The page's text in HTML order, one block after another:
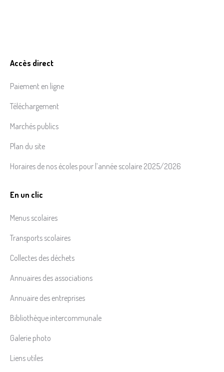
Accès direct
Paiement en ligne
Téléchargement
Marchés publics
Plan du site
Horaires de nos écoles pour l’année scolaire 2025/2026
En un clic
Menus scolaires
Transports scolaires
Collectes des déchets
Annuaires des associations
Annuaire des entreprises
Bibliothèque intercommunale
Galerie photo
Liens utiles